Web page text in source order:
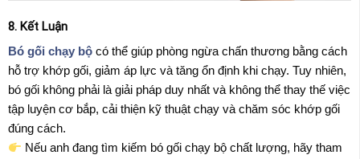
8. Kết Luận
Bó gối chạy bộ có thể giúp phòng ngừa chấn thương bằng cách
hỗ trợ khớp gối, giảm áp lực và tăng ổn định khi chạy. Tuy nhiên,
bó gối không phải là giải pháp duy nhất và không thể thay thế việc
tập luyện cơ bắp, cải thiện kỹ thuật chạy và chăm sóc khớp gối
đúng cách.
Nếu anh đang tìm kiếm bó gối chạy bộ chất lượng, hãy tham